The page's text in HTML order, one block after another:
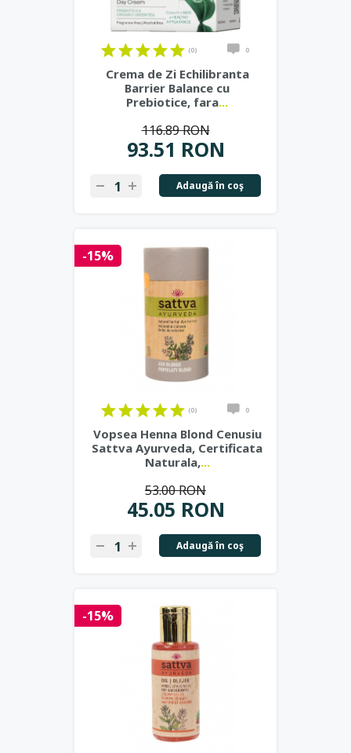
(0) 0
Crema de Zi Echilibranta
Barrier Balance cu
Prebiotice, fara...
93.51 RON
116.89 RON
Adaugă în coş
-15%
(0) 0
Vopsea Henna Blond Cenusiu
Sattva Ayurveda, Certificata
Naturala,...
45.05 RON
53.00 RON
Adaugă în coş
-15%